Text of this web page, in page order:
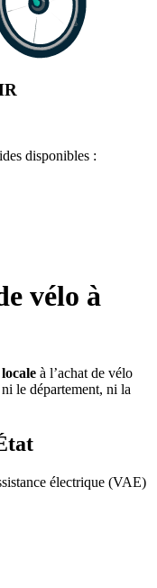
disponibles :
vélo à
à l’achat de vélo
le département, ni la
électrique (VAE)